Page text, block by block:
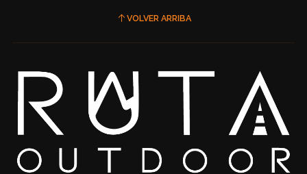
VOLVER ARRIBA